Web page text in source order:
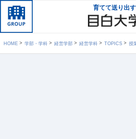
育てて送り出す
HOME 学部・学科 経営学部 経営学科 TOPICS 授